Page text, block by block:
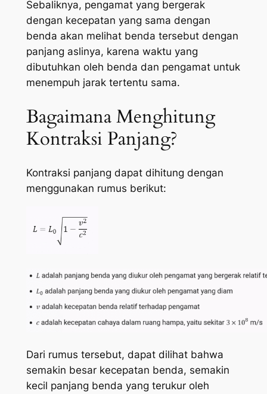
Sebaliknya, pengamat yang bergerak
dengan kecepatan yang sama dengan
benda akan melihat benda tersebut dengan
panjang aslinya, karena waktu yang
dibutuhkan oleh benda dan pengamat untuk
menempuh jarak tertentu sama.
Bagaimana Menghitung
Kontraksi Panjang?
Kontraksi panjang dapat dihitung dengan
menggunakan rumus berikut:
Dari rumus tersebut, dapat dilihat bahwa
semakin besar kecepatan benda, semakin
kecil panjang benda yang terukur oleh